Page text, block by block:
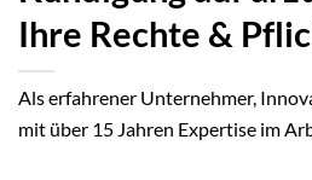
Ihre Rechte &
Als erfahrener Unternehmer,
mit über 15 Jahren Expertise im